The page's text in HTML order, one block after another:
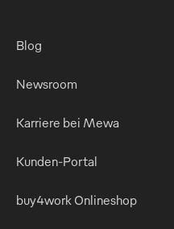
Blog
Newsroom
Karriere bei Mewa
Kunden-Portal
buy4work Onlineshop